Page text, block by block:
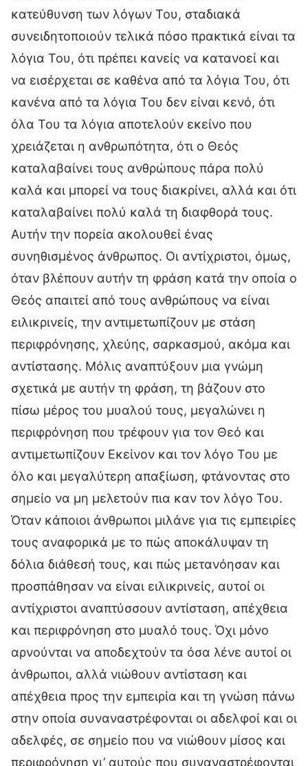
κατεύθυνση των λόγων Του, σταδιακά
συνειδητοποιούν τελικά πόσο πρακτικά είναι τα
λόγια Του, ότι πρέπει κανείς να κατανοεί και
να εισέρχεται σε καθένα από τα λόγια Του, ότι
κανένα από τα λόγια Του δεν είναι κενό, ότι
όλα Του τα λόγια αποτελούν εκείνο που
χρειάζεται η ανθρωπότητα, ότι ο Θεός
καταλαβαίνει τους ανθρώπους πάρα πολύ
καλά και μπορεί να τους διακρίνει, αλλά και ότι
καταλαβαίνει πολύ καλά τη διαφθορά τους.
Αυτήν την πορεία ακολουθεί ένας
συνηθισμένος άνθρωπος. Οι αντίχριστοι, όμως,
όταν βλέπουν αυτήν τη φράση κατά την οποία ο
Θεός απαιτεί από τους ανθρώπους να είναι
ειλικρινείς, την αντιμετωπίζουν με στάση
περιφρόνησης, χλεύης, σαρκασμού, ακόμα και
αντίστασης. Μόλις αναπτύξουν μια γνώμη
σχετικά με αυτήν τη φράση, τη βάζουν στο
πίσω μέρος του μυαλού τους, μεγαλώνει η
περιφρόνηση που τρέφουν για τον Θεό και
αντιμετωπίζουν Εκείνον και τον λόγο Του με
όλο και μεγαλύτερη απαξίωση, φτάνοντας στο
σημείο να μη μελετούν πια καν τον λόγο Του.
Όταν κάποιοι άνθρωποι μιλάνε για τις εμπειρίες
τους αναφορικά με το πώς αποκάλυψαν τη
δόλια διάθεσή τους, και πώς μετανόησαν και
προσπάθησαν να είναι ειλικρινείς, αυτοί οι
αντίχριστοι αναπτύσσουν αντίσταση, απέχθεια
και περιφρόνηση στο μυαλό τους. Όχι μόνο
αρνούνται να αποδεχτούν τα όσα λένε αυτοί οι
άνθρωποι, αλλά νιώθουν αντίσταση και
απέχθεια προς την εμπειρία και τη γνώση πάνω
στην οποία συναναστρέφονται οι αδελφοί και οι
αδελφές, σε σημείο που να νιώθουν μίσος και
περιφρόνηση γι’ αυτούς που συναναστρέφονται